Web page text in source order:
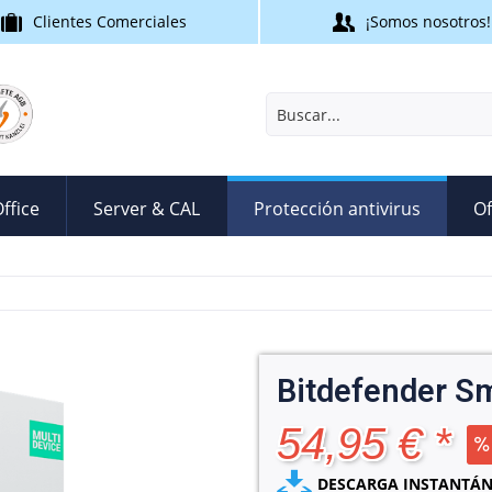
Clientes Comerciales ¡Somos nosotros!
Server & CAL Protección antivirus
Bitdefender
54,95 € *
DESCARGA